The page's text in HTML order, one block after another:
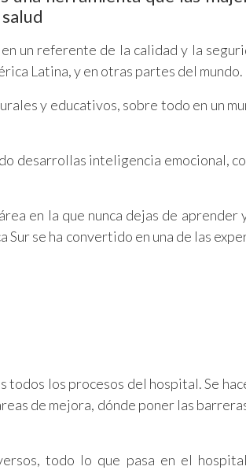
un referente de la calidad y la
Latina, y en otras partes del mundo.
y educativos, sobre todo en un
desarrollas inteligencia emocional,
en la que nunca dejas de aprender
se ha convertido en una de las
los procesos del hospital. Se
de mejora, dónde poner las
todo lo que pasa en el